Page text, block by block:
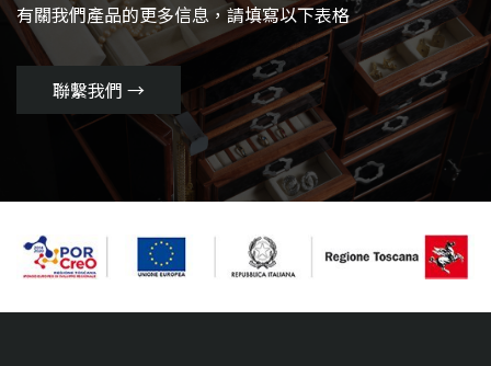
有關我們產品的更多信息，請填寫以下表格
聯繫我們 →